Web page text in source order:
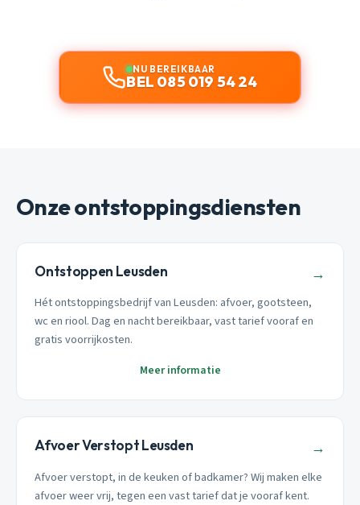
NU BEREIKBAAR
BEL 085 019 54 24
Onze ontstoppingsdiensten
Ontstoppen Leusden →
Hét ontstoppingsbedrijf van Leusden: afvoer, gootsteen,
wc en riool. Dag en nacht bereikbaar, vast tarief vooraf en
gratis voorrijkosten.
Meer informatie
Afvoer Verstopt Leusden →
Afvoer verstopt, in de keuken of badkamer? Wij maken elke
afvoer weer vrij, tegen een vast tarief dat je vooraf kent.